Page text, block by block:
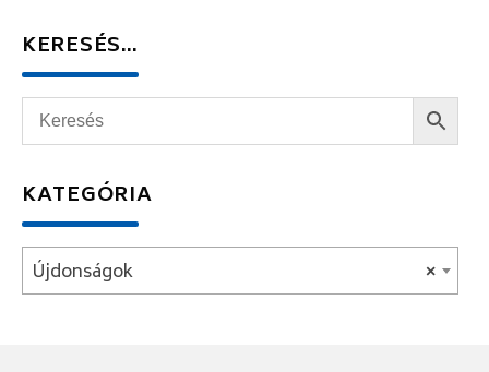
KERESÉS…
KATEGÓRIA
×
Újdonságok